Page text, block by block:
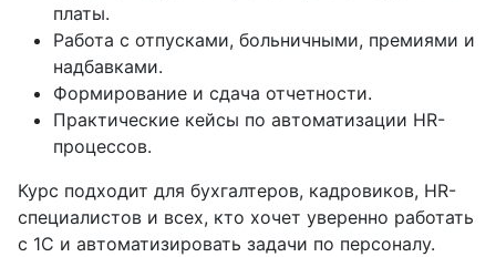
платы.
Работа с отпусками, больничными, премиями и
надбавками.
Формирование и сдача отчетности.
Практические кейсы по автоматизации HR-
процессов.
Курс подходит для бухгалтеров, кадровиков, HR-
специалистов и всех, кто хочет уверенно работать
с 1С и автоматизировать задачи по персоналу.